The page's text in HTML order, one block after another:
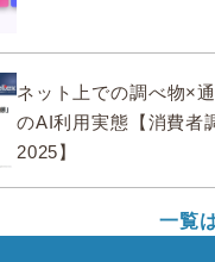
ネット上での調べ物×
のAI利用実態【消費者
2025】
一覧